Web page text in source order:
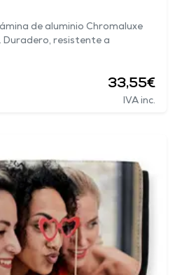
de aluminio Chromaluxe
resistente a
33,55€
IVA inc.